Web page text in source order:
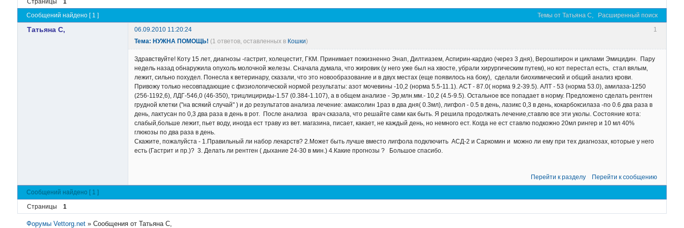
Темы от Татьяна C,
Расширенный поиск
Сообщений найдено [ 1 ]
1
Татьяна C,
06.09.2010 11:20:24
Тема: НУЖНА ПОМОЩЬ! (1 ответов, оставленных в Кошки)
Здравствуйте! Коту 15 лет, диагнозы -гастрит, холецестит, ГКМ. Принимает пожизненно Энап, Дилтиазем, Аспирин-кардио (через 3 дня), Верошпирон и циклами Эмицидин. Пару
недель назад обнаружила опухоль молочной железы. Сначала думала, что жировик (у него уже был на хвосте, убрали хирургическим путем), но кот перестал есть, стал вялым,
лежит, сильно похудел. Понесла к ветеринару, сказали, что это новообразование и в двух местах (еще появилось на боку), сделали биохимический и общий анализ крови.
Привожу только несовпадающие с физиологической нормой результаты: азот мочевины -10,2 (норма 5.5-11.1). АСТ - 87.0( норма 9.2-39.5). АЛТ - 53 (норма 53.0), амилаза-1250
(256-1192,6), ЛДГ-546,0 (46-350), трицлицириды-1.57 (0.384-1.107), а в общем анализе - Эр,млн.мм.- 10,2 (4.5-9.5). Остальное все попадает в норму. Предложено сделать рентген
грудной клетки ("на всякий случай" ) и до результатов анализа лечение: амаксолин 1раз в два дня( 0.3мл), лигфол - 0.5 в день, лазикс 0,3 в день, кокарбоксилаза -по 0.6 два раза в
день, лактусан по 0,3 два раза в день в рот. После анализа врач сказала, что решайте сами как быть. Я решила продолжать лечение,ставлю все эти уколы. Состояние кота:
слабый,больше лежит, пьет воду, иногда ест траву из вет. магазина, писает, какает, не каждый день, но немного ест. Когда не ест ставлю подкожно 20мл рингер и 10 мл 40%
глюкозы по два раза в день.
Скажите, пожалуйста - 1.Правильный ли набор лекарств? 2.Может быть лучше вместо лигфола подключить АСД-2 и Саркомин и можно ли ему при тех диагнозах, которые у него
есть (Гастрит и пр.)? 3. Делать ли рентген ( дыхание 24-30 в мин.) 4.Какие прогнозы ? Большое спасибо.
Перейти к разделу Перейти к сообщению
Сообщений найдено [ 1 ]
Страницы
1
Форумы Vettorg.net »Сообщения от Татьяна C,